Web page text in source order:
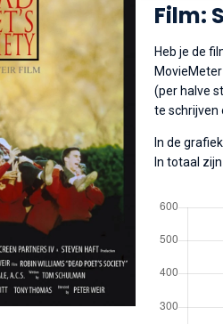
Film:
Heb je de
(per halve
te schrijven
In de
In totaal